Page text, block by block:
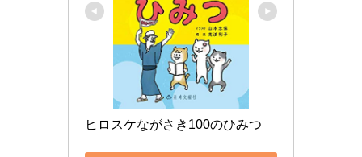
ヒロスケながさき100のひみつ